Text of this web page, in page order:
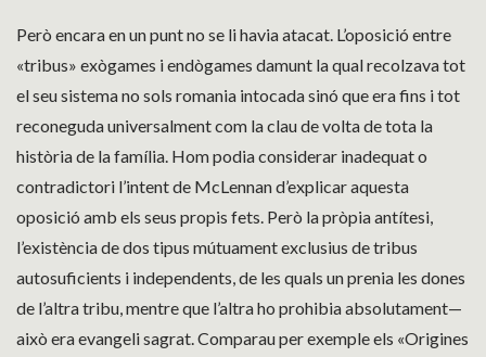
Però encara en un punt no se li havia atacat. L’oposició entre
«tribus» exògames i endògames damunt la qual recolzava tot
el seu sistema no sols romania intocada sinó que era fins i tot
reconeguda universalment com la clau de volta de tota la
història de la família. Hom podia considerar inadequat o
contradictori l’intent de McLennan d’explicar aquesta
oposició amb els seus propis fets. Però la pròpia antítesi,
l’existència de dos tipus mútuament exclusius de tribus
autosuficients i independents, de les quals un prenia les dones
de l’altra tribu, mentre que l’altra ho prohibia absolutament—
això era evangeli sagrat. Comparau per exemple els «Origines